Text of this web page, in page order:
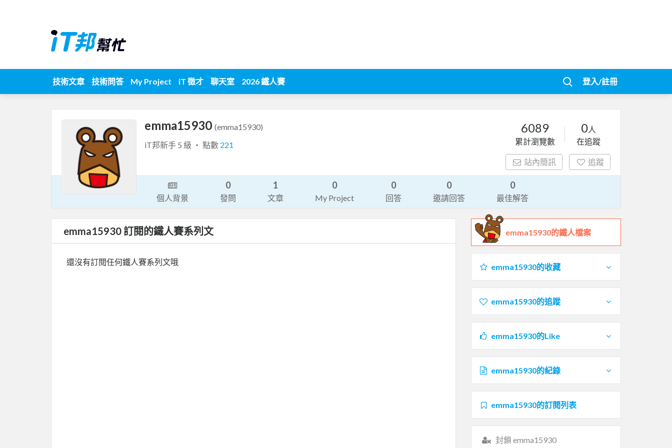
技術文章 技術問答 My Project iT 徵才 聊天室 2026 鐵人賽 登入/註冊
emma15930 (emma15930)
iT邦新手 5 級 ‧ 點數 221
6089
累計瀏覽數
0人
在追蹤
站內簡訊 追蹤
個人背景
0
發問
1
文章
0
My Project
0
回答
0
邀請回答
0
最佳解答
emma15930 訂閱的鐵人賽系列文
還沒有訂閱任何鐵人賽系列文哦
emma15930的鐵人檔案
emma15930的收藏
emma15930的追蹤
emma15930的Like
emma15930的紀錄
emma15930的訂閱列表
封鎖 emma15930